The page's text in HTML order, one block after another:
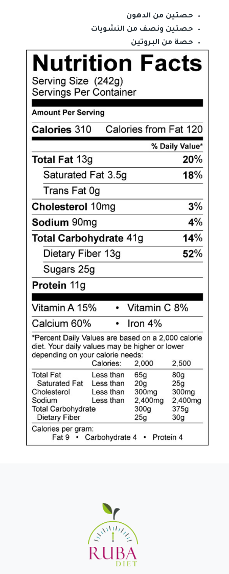
حصتين من الدهون
حصتين ونصف من النشويات
حصة من البروتين